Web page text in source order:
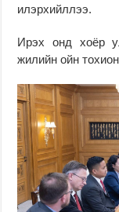
илэрхийллээ.
Ирэх онд хоёр
жилийн ойн